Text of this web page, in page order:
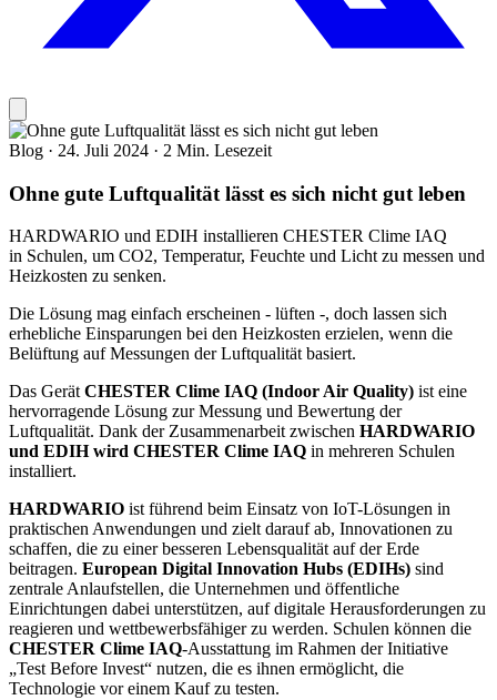
Blog · 24. Juli 2024 · 2 Min. Lesezeit
Ohne gute Luftqualität lässt es sich nicht gut leben
HARDWARIO und EDIH installieren CHESTER Clime IAQ
in Schulen, um CO2, Temperatur, Feuchte und Licht zu messen und
Heizkosten zu senken.
Die Lösung mag einfach erscheinen - lüften -, doch lassen sich
erhebliche Einsparungen bei den Heizkosten erzielen, wenn die
Belüftung auf Messungen der Luftqualität basiert.
Das Gerät CHESTER Clime IAQ (Indoor Air Quality) ist eine
hervorragende Lösung zur Messung und Bewertung der
Luftqualität. Dank der Zusammenarbeit zwischen HARDWARIO
und EDIH wird CHESTER Clime IAQ in mehreren Schulen
installiert.
HARDWARIO ist führend beim Einsatz von IoT-Lösungen in
praktischen Anwendungen und zielt darauf ab, Innovationen zu
schaffen, die zu einer besseren Lebensqualität auf der Erde
beitragen. European Digital Innovation Hubs (EDIHs) sind
zentrale Anlaufstellen, die Unternehmen und öffentliche
Einrichtungen dabei unterstützen, auf digitale Herausforderungen zu
reagieren und wettbewerbsfähiger zu werden. Schulen können die
CHESTER Clime IAQ-Ausstattung im Rahmen der Initiative
„Test Before Invest“ nutzen, die es ihnen ermöglicht, die
Technologie vor einem Kauf zu testen.